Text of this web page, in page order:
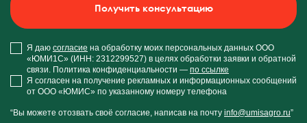
Я даю согласие на обработку моих персональных данных ООО
«ЮМИ1С» (ИНН: 2312299527) в целях обработки заявки и обратной
связи. Политика конфиденциальности — по ссылке
Я согласен на получение рекламных и информационных сообщений
от ООО «ЮМИС» по указанному номеру телефона
“Вы можете отозвать своё согласие, написав на почту info@umisagro.ru”